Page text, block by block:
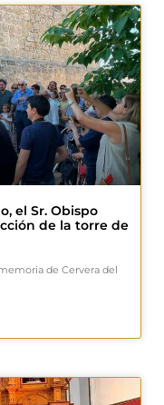
el Sr. Obispo
de la torre de
de Cervera del